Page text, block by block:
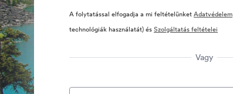
A folytatással elfogadja a mi feltételünketAdatvédelem
technológiák használatát) ésSzolgáltatás feltételei
Vagy